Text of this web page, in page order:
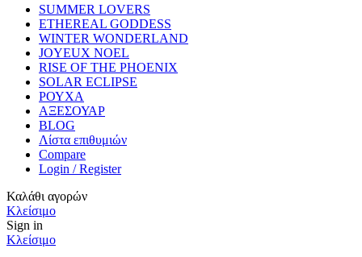
SUMMER LOVERS
ETHEREAL GODDESS
WINTER WONDERLAND
JOYEUX NOEL
RISE OF THE PHOENIX
SOLAR ECLIPSE
ΡΟΥΧΑ
ΑΞΕΣΟΥΑΡ
BLOG
Λίστα επιθυμιών
Compare
Login / Register
Καλάθι αγορών
Κλείσιμο
Sign in
Κλείσιμο